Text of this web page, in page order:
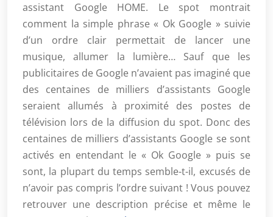
assistant Google HOME. Le spot montrait
comment la simple phrase « Ok Google » suivie
d’un ordre clair permettait de lancer une
musique, allumer la lumière… Sauf que les
publicitaires de Google n’avaient pas imaginé que
des centaines de milliers d’assistants Google
seraient allumés à proximité des postes de
télévision lors de la diffusion du spot. Donc des
centaines de milliers d’assistants Google se sont
activés en entendant le « Ok Google » puis se
sont, la plupart du temps semble-t-il, excusés de
n’avoir pas compris l’ordre suivant ! Vous pouvez
retrouver une description précise et même le